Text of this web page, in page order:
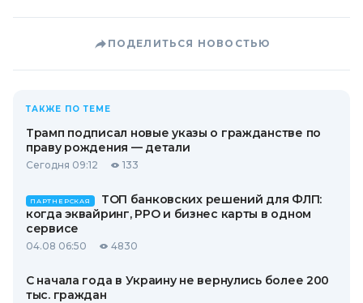
ПОДЕЛИТЬСЯ НОВОСТЬЮ
ТАКЖЕ ПО ТЕМЕ
Трамп подписал новые указы о гражданстве по
праву рождения — детали
Сегодня 09:12 133
ПАРТНЕРСКАЯ
ТОП банковских решений для ФЛП:
когда эквайринг, РРО и бизнес карты в одном
сервисе
04.08 06:50 4830
С начала года в Украину не вернулись более 200
тыс. граждан